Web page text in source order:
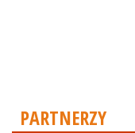
PARTNERZY